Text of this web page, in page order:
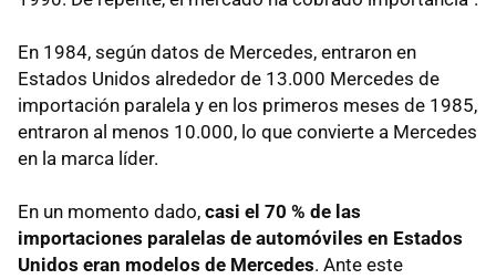
En 1984, según datos de Mercedes, entraron en
Estados Unidos alrededor de 13.000 Mercedes de
importación paralela y en los primeros meses de 1985,
entraron al menos 10.000, lo que convierte a Mercedes
en la marca líder.
En un momento dado, casi el 70 % de las
importaciones paralelas de automóviles en Estados
Unidos eran modelos de Mercedes. Ante este